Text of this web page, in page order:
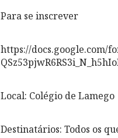
Para se inscrever
https://docs.google.com/
Local: Colégio de Lamego
Destinatários: Todos os